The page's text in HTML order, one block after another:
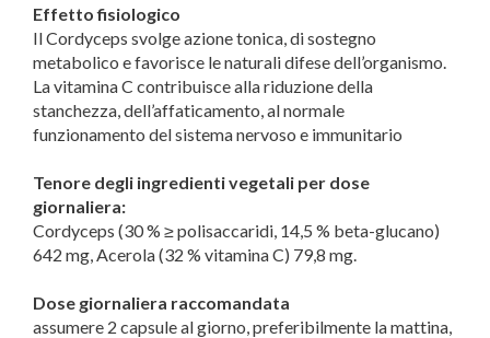
Effetto fisiologico
Il Cordyceps svolge azione tonica, di sostegno
metabolico e favorisce le naturali difese dell’organismo.
La vitamina C contribuisce alla riduzione della
stanchezza, dell’affaticamento, al normale
funzionamento del sistema nervoso e immunitario
Tenore degli ingredienti vegetali per dose
giornaliera:
Cordyceps (30 % ≥ polisaccaridi, 14,5 % beta-glucano)
642 mg, Acerola (32 % vitamina C) 79,8 mg.
Dose giornaliera raccomandata
assumere 2 capsule al giorno, preferibilmente la mattina,